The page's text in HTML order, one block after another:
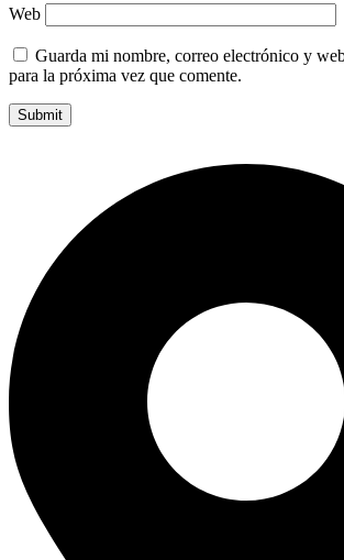
Web
Guarda mi nombre, correo electrónico y
para la próxima vez que comente.